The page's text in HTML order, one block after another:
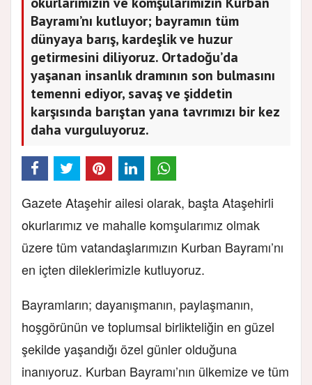
Bayramı’nı kutluyor; bayramın tüm
dünyaya barış, kardeşlik ve huzur
getirmesini diliyoruz. Ortadoğu’da
yaşanan insanlık dramının son bulmasını
temenni ediyor, savaş ve şiddetin
karşısında barıştan yana tavrımızı bir kez
daha vurguluyoruz.
Gazete Ataşehir ailesi olarak, başta Ataşehirli
okurlarımız ve mahalle komşularımız olmak
üzere tüm vatandaşlarımızın Kurban Bayramı’nı
en içten dileklerimizle kutluyoruz.
Bayramların; dayanışmanın, paylaşmanın,
hoşgörünün ve toplumsal birlikteliğin en güzel
şekilde yaşandığı özel günler olduğuna
inanıyoruz. Kurban Bayramı’nın ülkemize ve tüm